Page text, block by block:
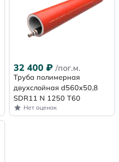
32 400 ₽ /пог.м.
Труба полимерная
двухслойная d560x50,8
SDR11 N 1250 Т60
Нет оценок